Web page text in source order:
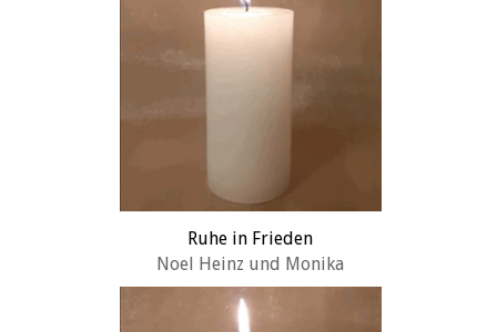
Ruhe in Frieden
Noel Heinz und Monika